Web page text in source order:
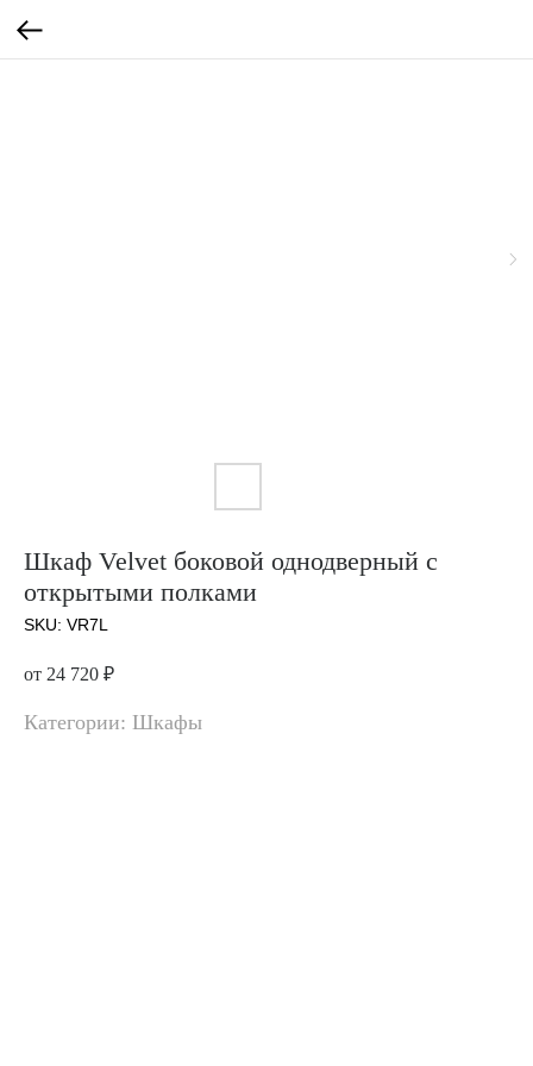
Шкаф Velvet боковой однодверный с
открытыми полками
SKU: VR7L
от 24 720 ₽
Категории: Шкафы